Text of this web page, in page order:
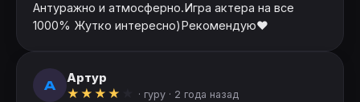
Антуражно и атмосферно.Игра актера на все
1000% Жутко интересно)Рекомендую❤️
А
Артур
★ ★ ★ ★ · гуру · 2 года назад